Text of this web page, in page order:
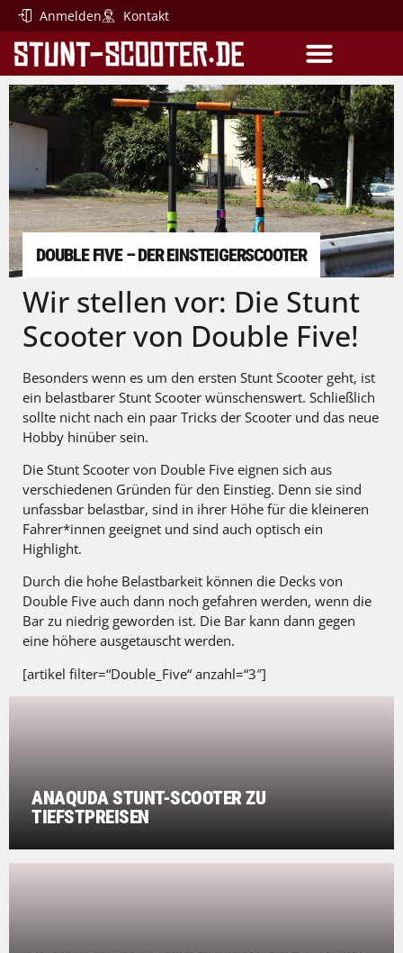
Anmelden Kontakt
DOUBLE FIVE – DER EINSTEIGERSCOOTER
Wir stellen vor: Die Stunt
Scooter von Double Five!
Besonders wenn es um den ersten Stunt Scooter geht, ist
ein belastbarer Stunt Scooter wünschenswert. Schließlich
sollte nicht nach ein paar Tricks der Scooter und das neue
Hobby hinüber sein.
Die Stunt Scooter von Double Five eignen sich aus
verschiedenen Gründen für den Einstieg. Denn sie sind
unfassbar belastbar, sind in ihrer Höhe für die kleineren
Fahrer*innen geeignet und sind auch optisch ein
Highlight.
Durch die hohe Belastbarkeit können die Decks von
Double Five auch dann noch gefahren werden, wenn die
Bar zu niedrig geworden ist. Die Bar kann dann gegen
eine höhere ausgetauscht werden.
[artikel filter=“Double_Five“ anzahl=“3″]
ANAQUDA STUNT-SCOOTER ZU
TIEFSTPREISEN